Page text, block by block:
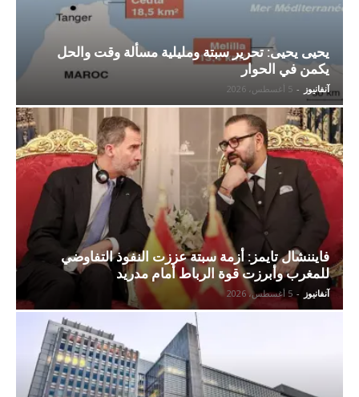
يحيى يحيى: تحرير سبتة ومليلية مسألة وقت والحل
يكمن في الحوار
آنفانيوز - 5 أغسطس، 2026
فايننشال تايمز: أزمة سبتة عززت النفوذ التفاوضي
للمغرب وأبرزت قوة الرباط أمام مدريد
آنفانيوز - 5 أغسطس، 2026